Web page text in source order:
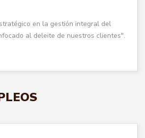
en la gestión integral del
al deleite de nuestros clientes".